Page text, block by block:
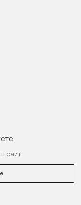
сайт